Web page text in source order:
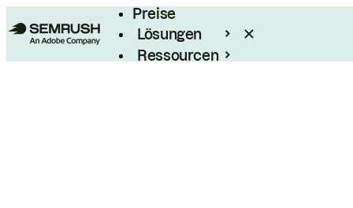
Preise
Lösungen
Ressourcen